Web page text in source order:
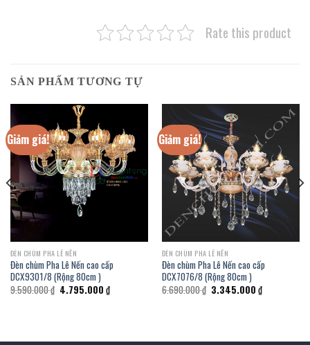
Rate this product
SẢN PHẨM TƯƠNG TỰ
Giảm giá!
ĐÈN CHÙM PHA LÊ NẾN
Đèn chùm Pha Lê Nến cao cấp
DCX9301/8 (Rộng 80cm )
9.590.000₫ Giá
gốc
4.795.000 ₫Giá
hiện
Giảm giá!
ĐÈN CHÙM PHA LÊ NẾN
Đèn chùm Pha Lê Nến cao cấp
DCX7076/8 (Rộng 80cm )
6.690.000₫ Giá
gốc
3.345.000 ₫Giá
hiện